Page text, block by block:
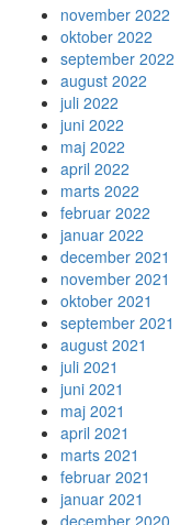
november 2022
oktober 2022
september 2022
august 2022
juli 2022
juni 2022
maj 2022
april 2022
marts 2022
februar 2022
januar 2022
december 2021
november 2021
oktober 2021
september 2021
august 2021
juli 2021
juni 2021
maj 2021
april 2021
marts 2021
februar 2021
januar 2021
december 2020